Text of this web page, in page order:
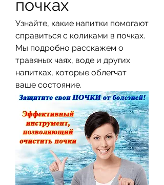
почках
Узнайте, какие напитки помогают
справиться с коликами в почках.
Мы подробно расскажем о
травяных чаях, воде и других
напитках, которые облегчат
ваше состояние.